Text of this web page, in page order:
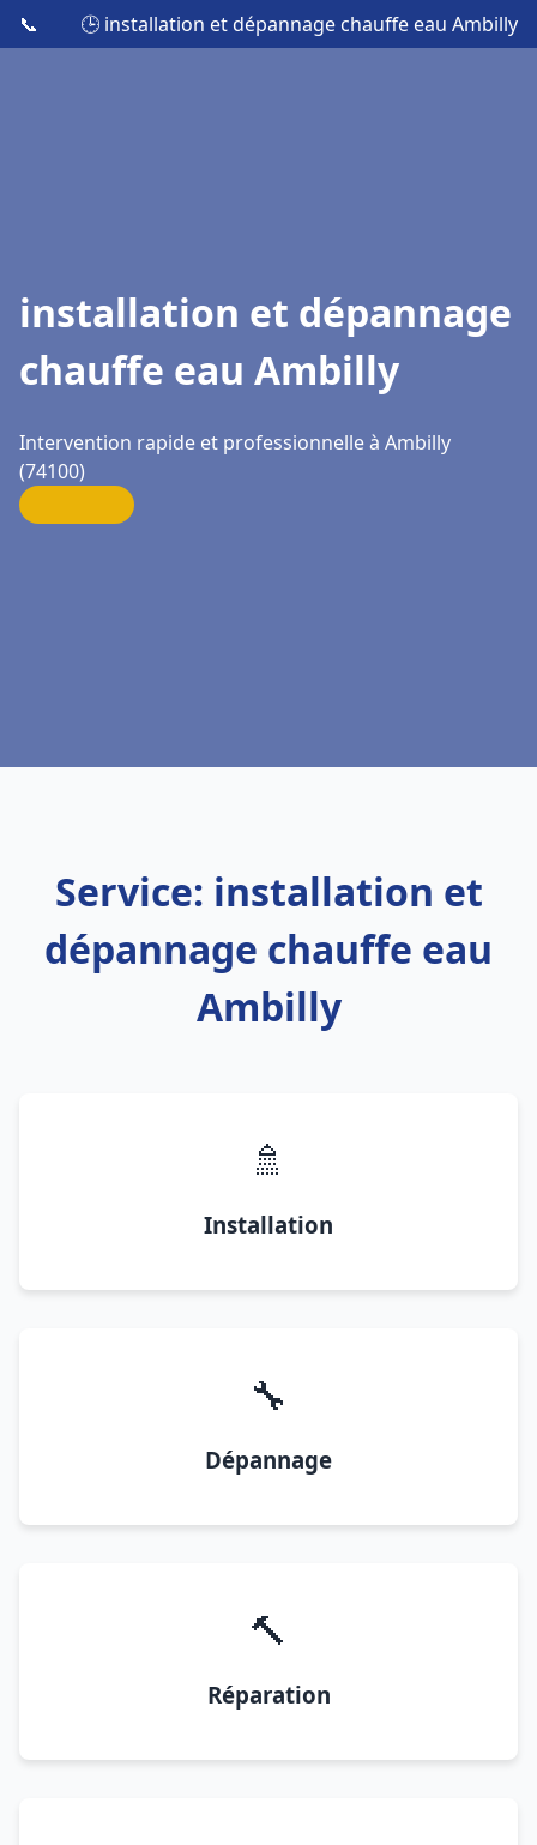
📞 🕒 installation et dépannage chauffe eau Ambilly
installation et dépannage
chauffe eau Ambilly
Intervention rapide et professionnelle à Ambilly
(74100)
Service: installation et
dépannage chauffe eau
Ambilly
🚿
Installation
🔧
Dépannage
🔨
Réparation